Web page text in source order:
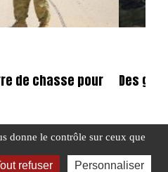
de chasse pour
Des
donne le contrôle sur ceux que
refuser Personnaliser